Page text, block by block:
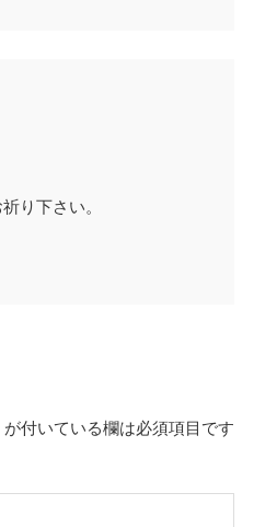
り下さい。
が付いている欄は必須項目です